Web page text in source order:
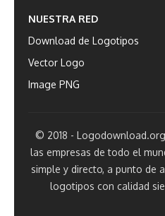
NUESTRA RED
Download de Logotipos
Vector Logo
Image PNG
© 2018 -
las empresas de todo el
simple y directo, a punto de
logotipos con calidad